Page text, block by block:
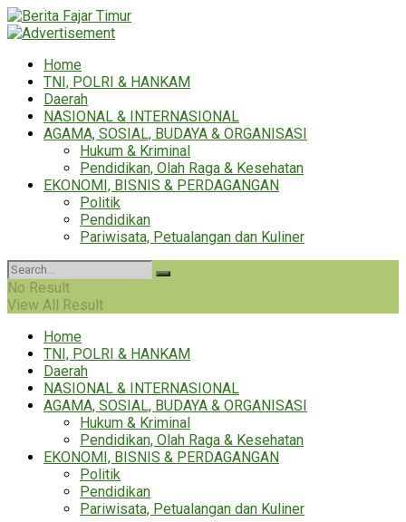
Home
TNI, POLRI & HANKAM
Daerah
NASIONAL & INTERNASIONAL
AGAMA, SOSIAL, BUDAYA & ORGANISASI
Hukum & Kriminal
Pendidikan, Olah Raga & Kesehatan
EKONOMI, BISNIS & PERDAGANGAN
Politik
Pendidikan
Pariwisata, Petualangan dan Kuliner
No Result
View All Result
Home
TNI, POLRI & HANKAM
Daerah
NASIONAL & INTERNASIONAL
AGAMA, SOSIAL, BUDAYA & ORGANISASI
Hukum & Kriminal
Pendidikan, Olah Raga & Kesehatan
EKONOMI, BISNIS & PERDAGANGAN
Politik
Pendidikan
Pariwisata, Petualangan dan Kuliner